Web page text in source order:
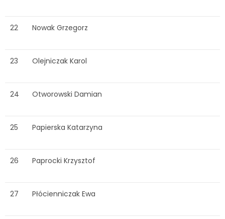
22 Nowak Grzegorz
23 Olejniczak Karol
24 Otworowski Damian
25 Papierska Katarzyna
26 Paprocki Krzysztof
27 Płócienniczak Ewa